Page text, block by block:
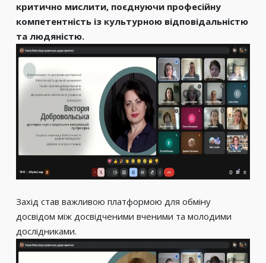
критично мислити, поєднуючи професійну
компетентність із культурною відповідальністю
та людяністю.
Захід став важливою платформою для обміну
досвідом між досвідченими вченими та молодими
дослідниками.